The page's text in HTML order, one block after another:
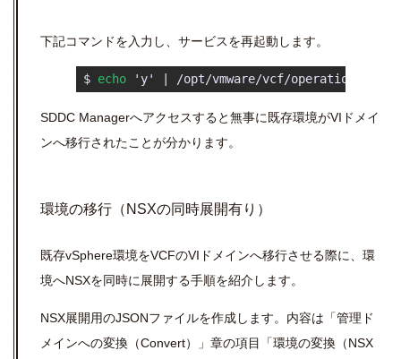
下記コマンドを入力し、サービスを再起動します。
$ echo 'y' | /opt/vmware/vcf/
SDDC Managerへアクセスすると無事に既存環境がVIドメイ
ンへ移行されたことが分かります。
環境の移行（NSXの同時展開有り）
既存vSphere環境をVCFのVIドメインへ移行させる際に、環
境へNSXを同時に展開する手順を紹介します。
NSX展開用のJSONファイルを作成します。内容は「管理ド
メインへの変換（Convert）」章の項目「環境の変換（NSX